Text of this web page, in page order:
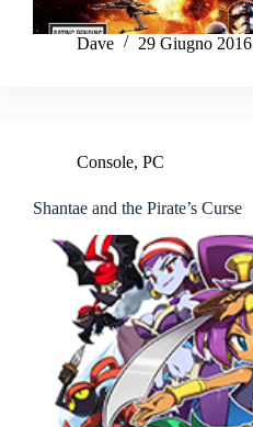
Dave 29 Giugno 2016
Console, PC
Shantae and the Pirate’s Curse